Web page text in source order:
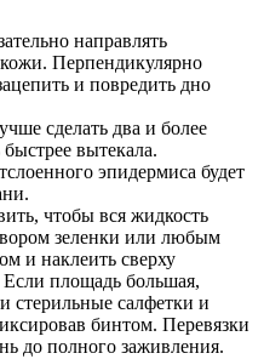
направлять
Перпендикулярно
и повредить дно
сделать два и более
вытекала.
эпидермиса будет
чтобы вся жидкость
зеленки или любым
и наклеить сверху
площадь большая,
стерильные салфетки и
бинтом. Перевязки
до полного заживления.